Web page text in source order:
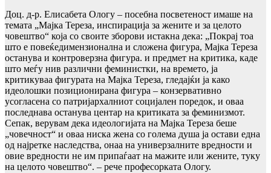
Доц. д-р. Елисабета Ологу – посебна посветеност имаше на
темата „Мајка Тереза, инспирација за жените и за целото
човештво“ која со своите зборови истакна дека: „Покрај тоа
што е повеќедимензионална и сложена фигура, Мајка Тереза
останува и контроверзна фигура. и предмет на критика, каде
што меѓу нив различни феминистки, на времето, ја
критикуваа фигурата на Мајка Тереза, гледајќи ја како
идеолошки позиционирана фигура – конзервативно
усогласена со патријархалниот социјален поредок, и оваа
последнава останува центар на критиката за феминизмот.
Сепак, верувам дека идеологијата на Мајка Тереза беше
„човечност“ и оваа ниска жена со голема душа ја остави една
од најретке наследства, онаа на универзалните вредности и
овие вредности не им припаѓаат на мажите или жените, туку
на целото човештво“. – рече професорката Ологу.